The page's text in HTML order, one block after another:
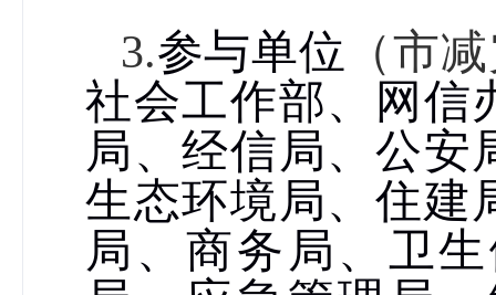
3.参与单位 （市
社会工作部、网信
局、经信局、公安
生态环境局、住建
局、商务局、卫